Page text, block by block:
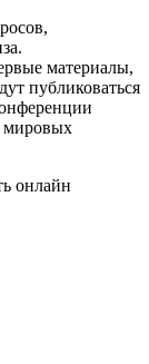
материалы,
публиковаться
мировых
онлайн